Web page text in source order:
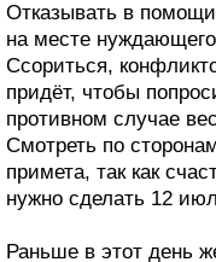
Отказывать в
на месте
Ссориться,
придёт, чтобы
противном случае
Смотреть по
примета, так как
нужно сделать 12
Раньше в этот день